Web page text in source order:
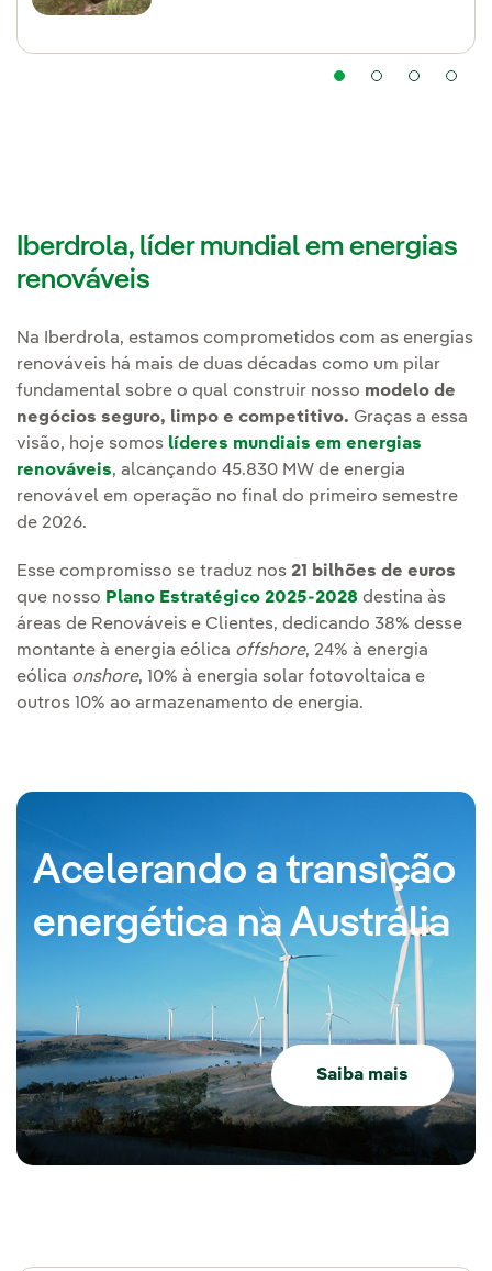
Iberdrola, líder mundial em energias
renováveis
Na Iberdrola, estamos comprometidos com as energias
renováveis há mais de duas décadas como um pilar
fundamental sobre o qual construir nosso modelo de
negócios seguro, limpo e competitivo. Graças a essa
visão, hoje somos líderes mundiais em energias
renováveis, alcançando 45.830 MW de energia
renovável em operação no final do primeiro semestre
de 2026.
Esse compromisso se traduz nos 21 bilhões de euros
que nosso Plano Estratégico 2025-2028 destina às
áreas de Renováveis e Clientes, dedicando 38% desse
montante à energia eólica offshore, 24% à energia
eólica onshore, 10% à energia solar fotovoltaica e
outros 10% ao armazenamento de energia.
Acelerando a transição
energética na Austrália
Saiba mais